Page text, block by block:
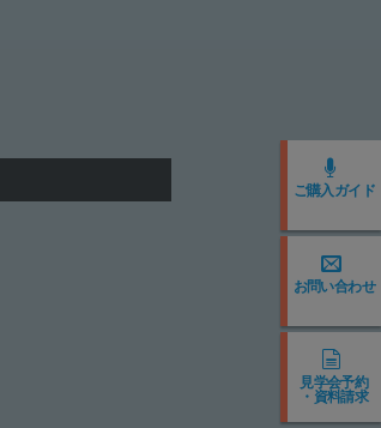
ご購入ガイド
お問い合わせ
見学会予約
・資料請求